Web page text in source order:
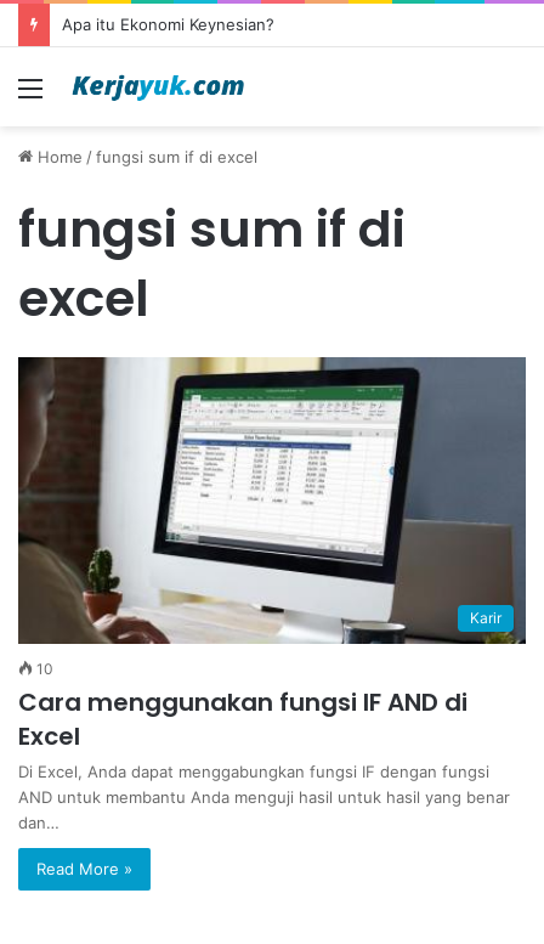
Apa itu Ekonomi Keynesian?
Menu
Home /fungsi sum if di excel
fungsi sum if di
excel
Karir
10
Cara menggunakan fungsi IF AND di
Excel
Di Excel, Anda dapat menggabungkan fungsi IF dengan fungsi
AND untuk membantu Anda menguji hasil untuk hasil yang benar
dan…
Read More »